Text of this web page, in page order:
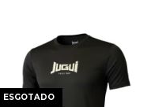
ESGOTADO